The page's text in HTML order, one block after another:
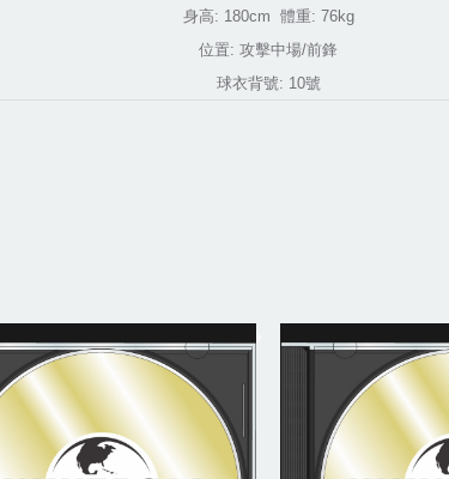
身高: 180cm 體重: 76kg
位置: 攻擊中場/前鋒
球衣背號: 10號